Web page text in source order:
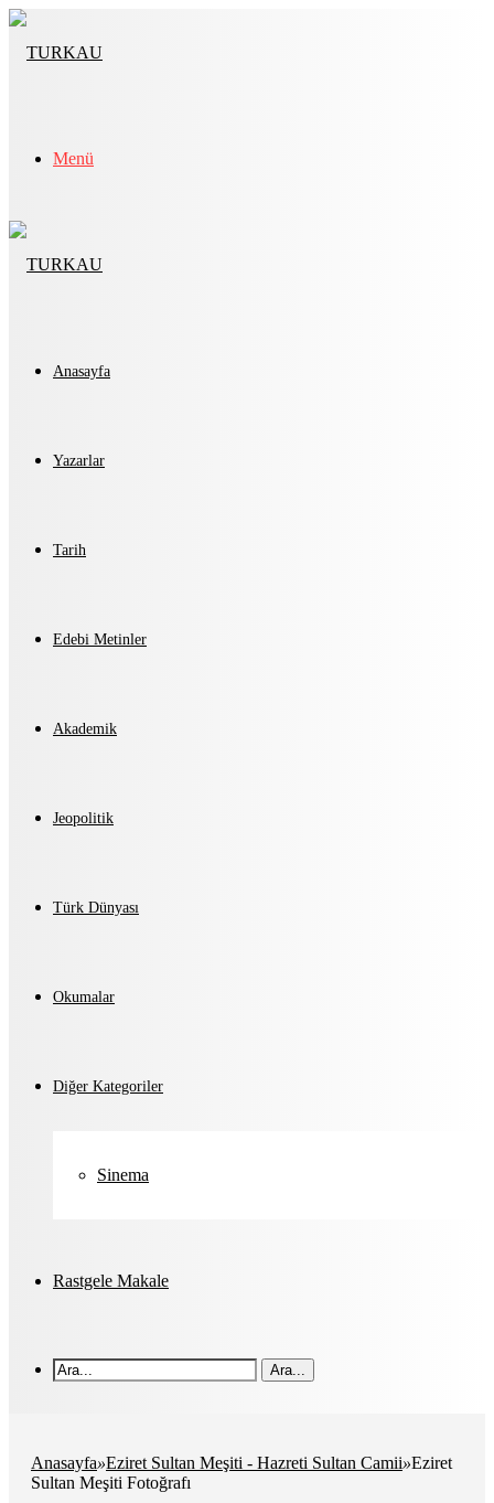
Menü
Anasayfa
Yazarlar
Tarih
Edebi Metinler
Akademik
Jeopolitik
Türk Dünyası
Okumalar
Diğer Kategoriler
Sinema
Rastgele Makale
Ara...
Anasayfa»Eziret Sultan Meşiti - Hazreti Sultan Camii»Eziret
Sultan Meşiti Fotoğrafı